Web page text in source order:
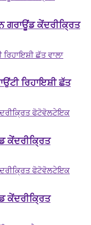
ਗਰਾਊਂਡ ਕੇਂਦਰੀਕ੍ਰਿਤ
ਰਿਹਾਇਸ਼ੀ ਛੱਤ
ਕੇਂਦਰੀਕ੍ਰਿਤ
ਕੇਂਦਰੀਕ੍ਰਿਤ